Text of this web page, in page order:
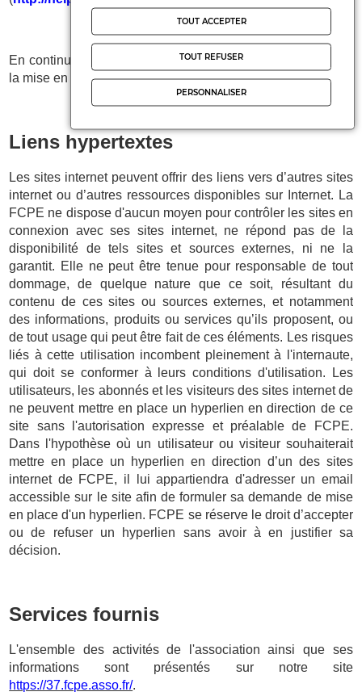
En continuant votre navigation sur notre Site, vous acceptez
la mise en place de Cookies sur votre Terminal.
Liens hypertextes
Les sites internet peuvent offrir des liens vers d’autres sites
internet ou d’autres ressources disponibles sur Internet. La
FCPE ne dispose d'aucun moyen pour contrôler les sites en
connexion avec ses sites internet, ne répond pas de la
disponibilité de tels sites et sources externes, ni ne la
garantit. Elle ne peut être tenue pour responsable de tout
dommage, de quelque nature que ce soit, résultant du
contenu de ces sites ou sources externes, et notamment
des informations, produits ou services qu’ils proposent, ou
de tout usage qui peut être fait de ces éléments. Les risques
liés à cette utilisation incombent pleinement à l'internaute,
qui doit se conformer à leurs conditions d'utilisation. Les
utilisateurs, les abonnés et les visiteurs des sites internet de
ne peuvent mettre en place un hyperlien en direction de ce
site sans l'autorisation expresse et préalable de FCPE.
Dans l'hypothèse où un utilisateur ou visiteur souhaiterait
mettre en place un hyperlien en direction d’un des sites
internet de FCPE, il lui appartiendra d'adresser un email
accessible sur le site afin de formuler sa demande de mise
en place d'un hyperlien. FCPE se réserve le droit d’accepter
ou de refuser un hyperlien sans avoir à en justifier sa
décision.
Services fournis
L'ensemble des activités de l'association ainsi que ses
informations sont présentés sur notre site
https://37.fcpe.asso.fr/.
TOUT ACCEPTER
TOUT REFUSER
PERSONNALISER